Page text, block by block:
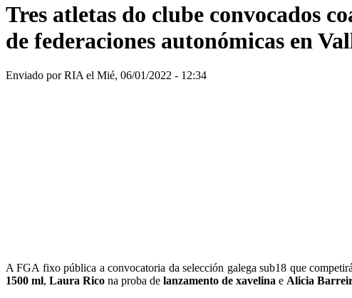
Tres atletas do clube convocados
de federaciones autonómicas en
Enviado porRIA el Mié, 06/01/2022 - 12:34
A FGA fixo pública a convocatoria da selección galega sub18 que
1500 ml, Laura Rico na proba de lanzamento de xavelina e Alicia